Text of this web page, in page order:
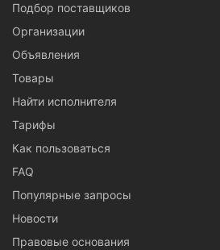
Подбор поставщиков
Организации
Объявления
Товары
Найти исполнителя
Тарифы
Как пользоваться
FAQ
Популярные запросы
Новости
Правовые основания